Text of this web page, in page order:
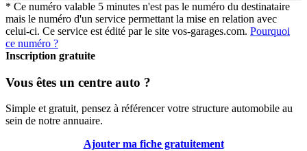
* Ce numéro valable 5 minutes n'est pas le numéro du destinataire
mais le numéro d'un service permettant la mise en relation avec
celui-ci. Ce service est édité par le site vos-garages.com. Pourquoi
ce numéro ?
Inscription gratuite
Vous êtes un centre auto ?
Simple et gratuit, pensez à référencer votre structure automobile au
sein de notre annuaire.
Ajouter ma fiche gratuitement